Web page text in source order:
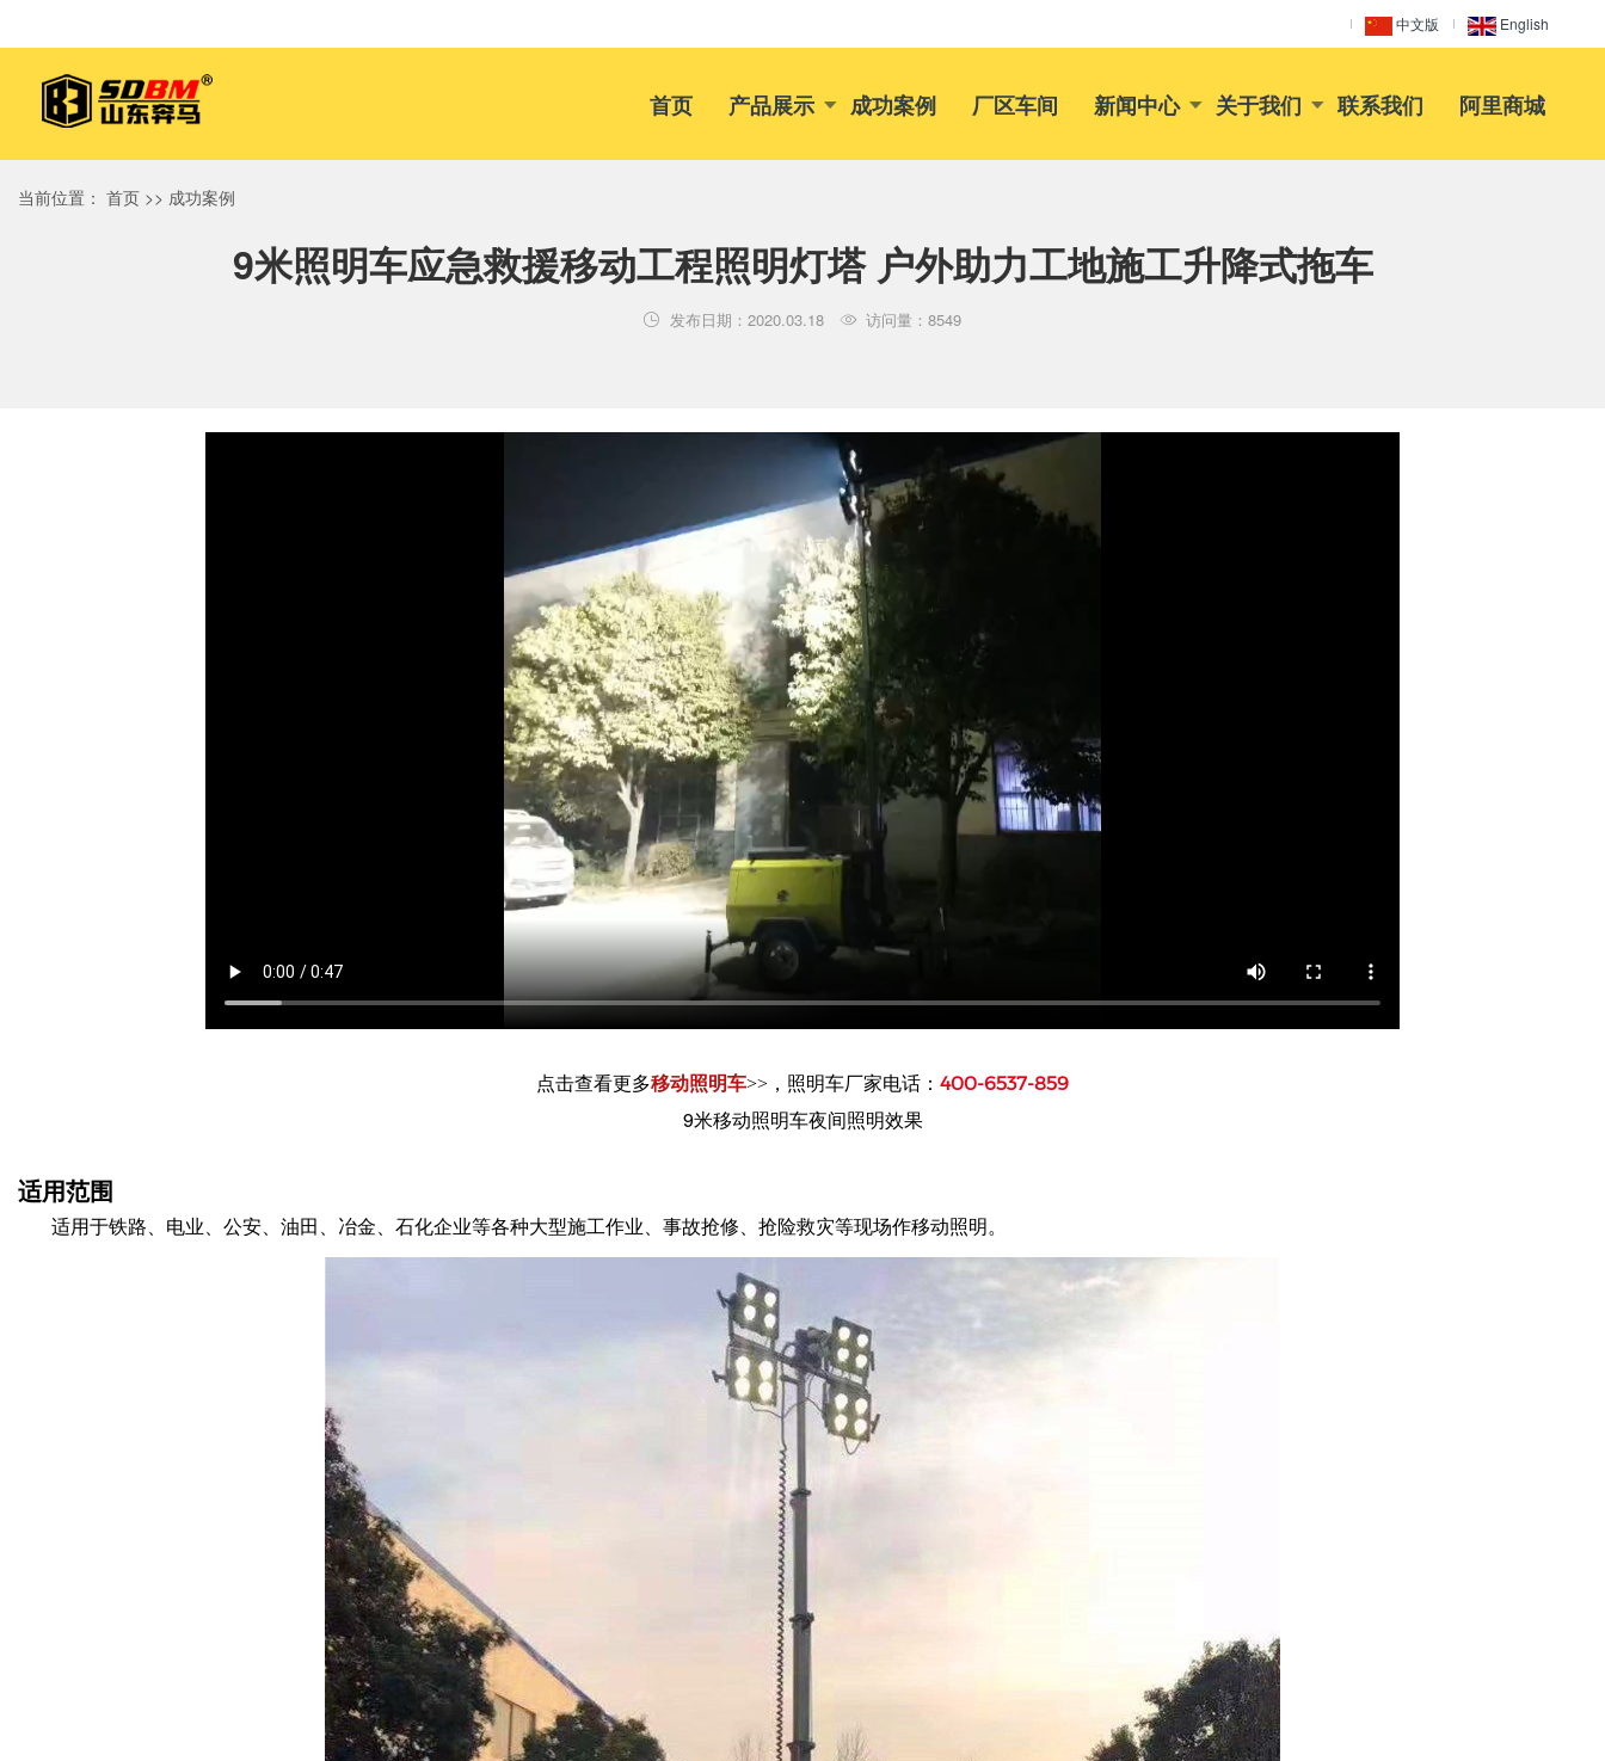
中文版 English
首页 产品展示 成功案例 厂区车间 新闻中心 关于我们 联系我们 阿里商城
当前位置： 首页 >> 成功案例
9米照明车应急救援移动工程照明灯塔 户外助力工地施工升降式拖车
 发布日期：2020.03.18  访问量：8549
点击查看更多移动照明车>> ，照明车厂家电话： 400-6537-859
9米移动照明车夜间照明效果
适用范围
适用于铁路、电业、公安、油田、冶金、石化企业等各种大型施工作业、事故抢修、抢险救灾等现场作移动照明。